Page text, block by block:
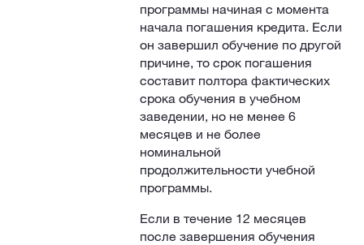
программы начиная с момента
начала погашения кредита. Если
он завершил обучение по другой
причине, то срок погашения
составит полтора фактических
срока обучения в учебном
заведении, но не менее 6
месяцев и не более
номинальной
продолжительности учебной
программы.
Если в течение 12 месяцев
после завершения обучения